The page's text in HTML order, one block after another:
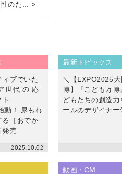
のた... >
ィブでいた
世代”の 応
動！ 尿もれ
る［おでか
発売
2025.10.02
最新トピックス
＼【EXPO2025
博】『こども万
どもたちの創造力
ールのデザイナー
動画・CM